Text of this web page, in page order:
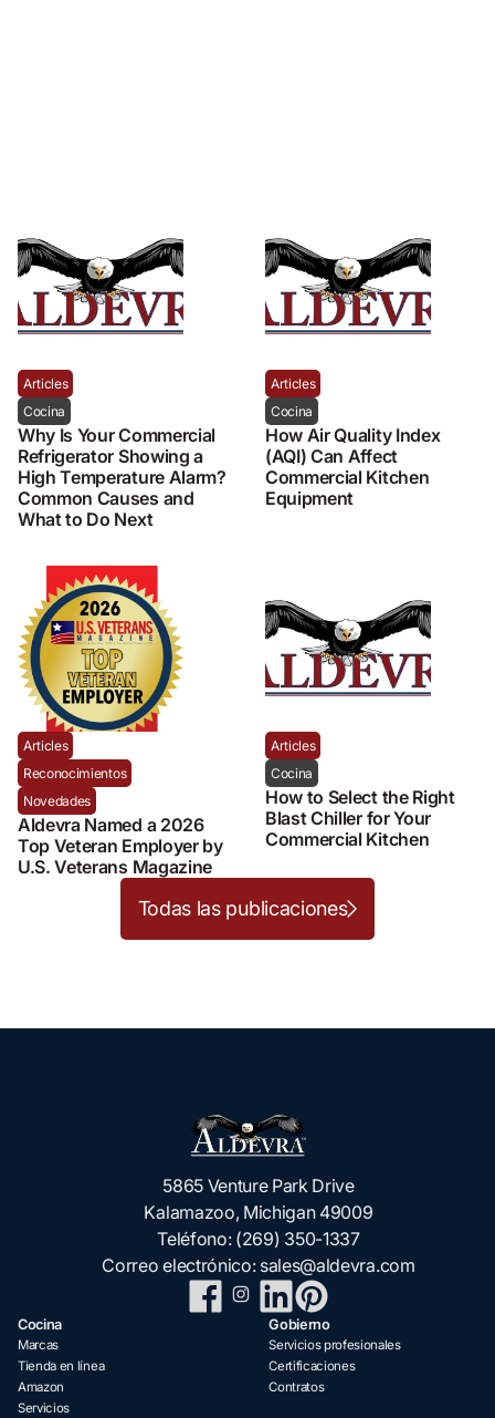
Articles
Cocina
Why Is Your Commercial
Refrigerator Showing a
High Temperature Alarm?
Common Causes and
What to Do Next
Articles
Cocina
How Air Quality Index
(AQI) Can Affect
Commercial Kitchen
Equipment
Articles
Reconocimientos
Novedades
Aldevra Named a 2026
Top Veteran Employer by
U.S. Veterans Magazine
Articles
Cocina
How to Select the Right
Blast Chiller for Your
Commercial Kitchen
Todas las publicaciones
5865 Venture Park Drive
Kalamazoo, Michigan 49009
Teléfono: (269) 350-1337
Correo electrónico: sales@aldevra.com
Cocina
Marcas
Tienda en línea
Amazon
Servicios
Gobierno
Servicios profesionales
Certificaciones
Contratos